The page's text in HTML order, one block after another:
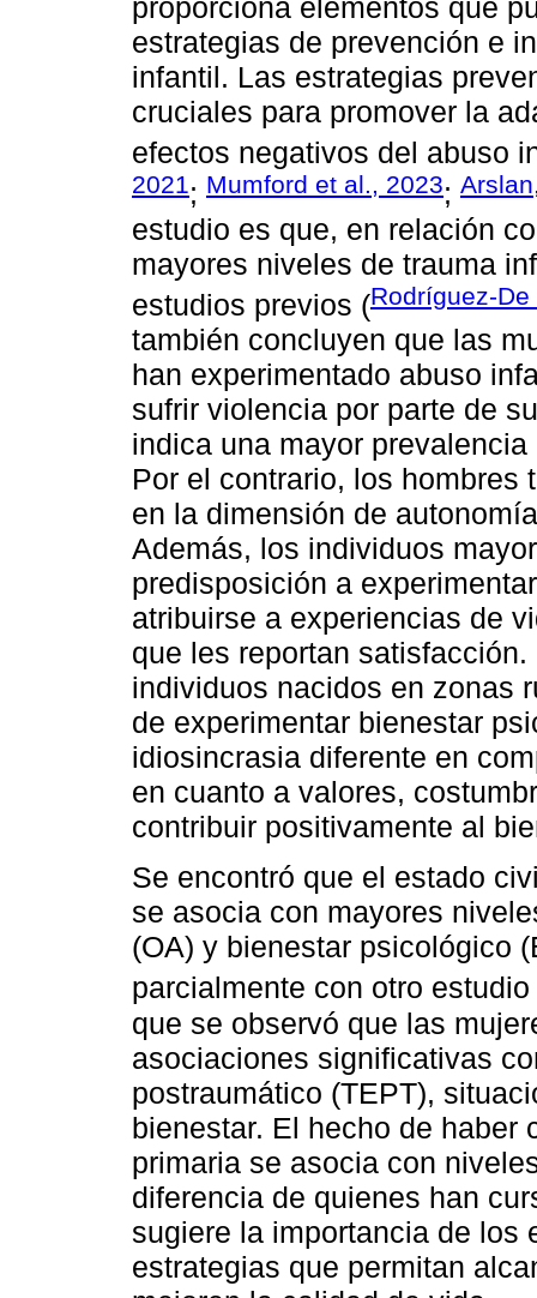
proporciona elementos que
estrategias de prevención e
infantil. Las estrategias
cruciales para promover la
efectos negativos del abuso
2021; Mumford et al., 2023;
estudio es que, en relación
mayores niveles de trauma
estudios previos (Rodríguez-
también concluyen que las
han experimentado abuso
sufrir violencia por parte de
indica una mayor
Por el contrario, los hombres
en la dimensión de
Además, los individuos
predisposición a
atribuirse a experiencias de
que les reportan
individuos nacidos en zonas
de experimentar bienestar
idiosincrasia diferente en
en cuanto a valores,
contribuir positivamente al
Se encontró que el estado
se asocia con mayores
(OA) y bienestar psicológico
parcialmente con otro estudio
que se observó que las
asociaciones significativas
postraumático (TEPT),
bienestar. El hecho de haber
primaria se asocia con
diferencia de quienes han
sugiere la importancia de los
estrategias que permitan